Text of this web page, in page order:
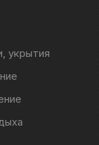
укрытия